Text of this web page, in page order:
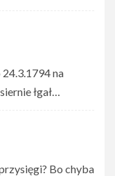
na
łgał…
Bo chyba